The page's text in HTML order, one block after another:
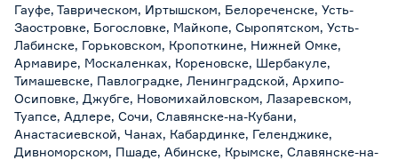
Гауфе, Таврическом, Иртышском, Белореченске, Усть-
Заостровке, Богословке, Майкопе, Сыропятском, Усть-
Лабинске, Горьковском, Кропоткине, Нижней Омке,
Армавире, Москаленках, Кореновске, Шербакуле,
Тимашевске, Павлоградке, Ленинградской, Архипо-
Осиповке, Джубге, Новомихайловском, Лазаревском,
Туапсе, Адлере, Сочи, Славянске-на-Кубани,
Анастасиевской, Чанах, Кабардинке, Геленджике,
Дивноморском, Пшаде, Абинске, Крымске, Славянске-на-